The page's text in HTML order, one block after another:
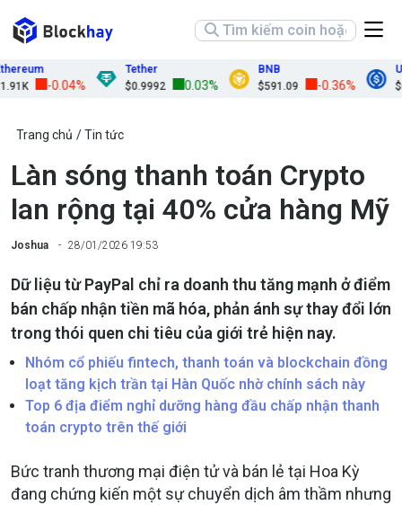
-0.04%
Tether
$0.9992
0.03%
BNB
$591.09
-0.36%
Trang chủ Tin tức
Làn sóng thanh toán Crypto
lan rộng tại 40% cửa hàng Mỹ
Joshua 28/01/2026 19:53
Dữ liệu từ PayPal chỉ ra doanh thu tăng mạnh ở điểm
bán chấp nhận tiền mã hóa, phản ánh sự thay đổi lớn
trong thói quen chi tiêu của giới trẻ hiện nay.
Nhóm cổ phiếu fintech, thanh toán và blockchain đồng
loạt tăng kịch trần tại Hàn Quốc nhờ chính sách này
Top 6 địa điểm nghỉ dưỡng hàng đầu chấp nhận thanh
toán crypto trên thế giới
Bức tranh thương mại điện tử và bán lẻ tại Hoa Kỳ
đang chứng kiến một sự chuyển dịch âm thầm nhưng